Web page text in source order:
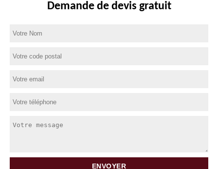
Demande de devis gratuit